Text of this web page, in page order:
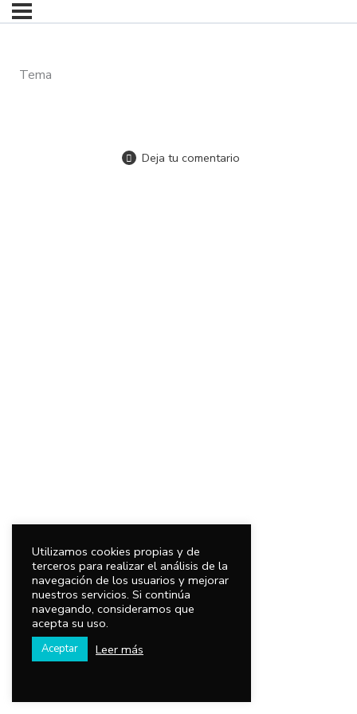
Tema
Deja tu comentario
Utilizamos cookies propias y de
terceros para realizar el análisis de la
navegación de los usuarios y mejorar
nuestros servicios. Si continúa
navegando, consideramos que
acepta su uso.
Aceptar Leer más